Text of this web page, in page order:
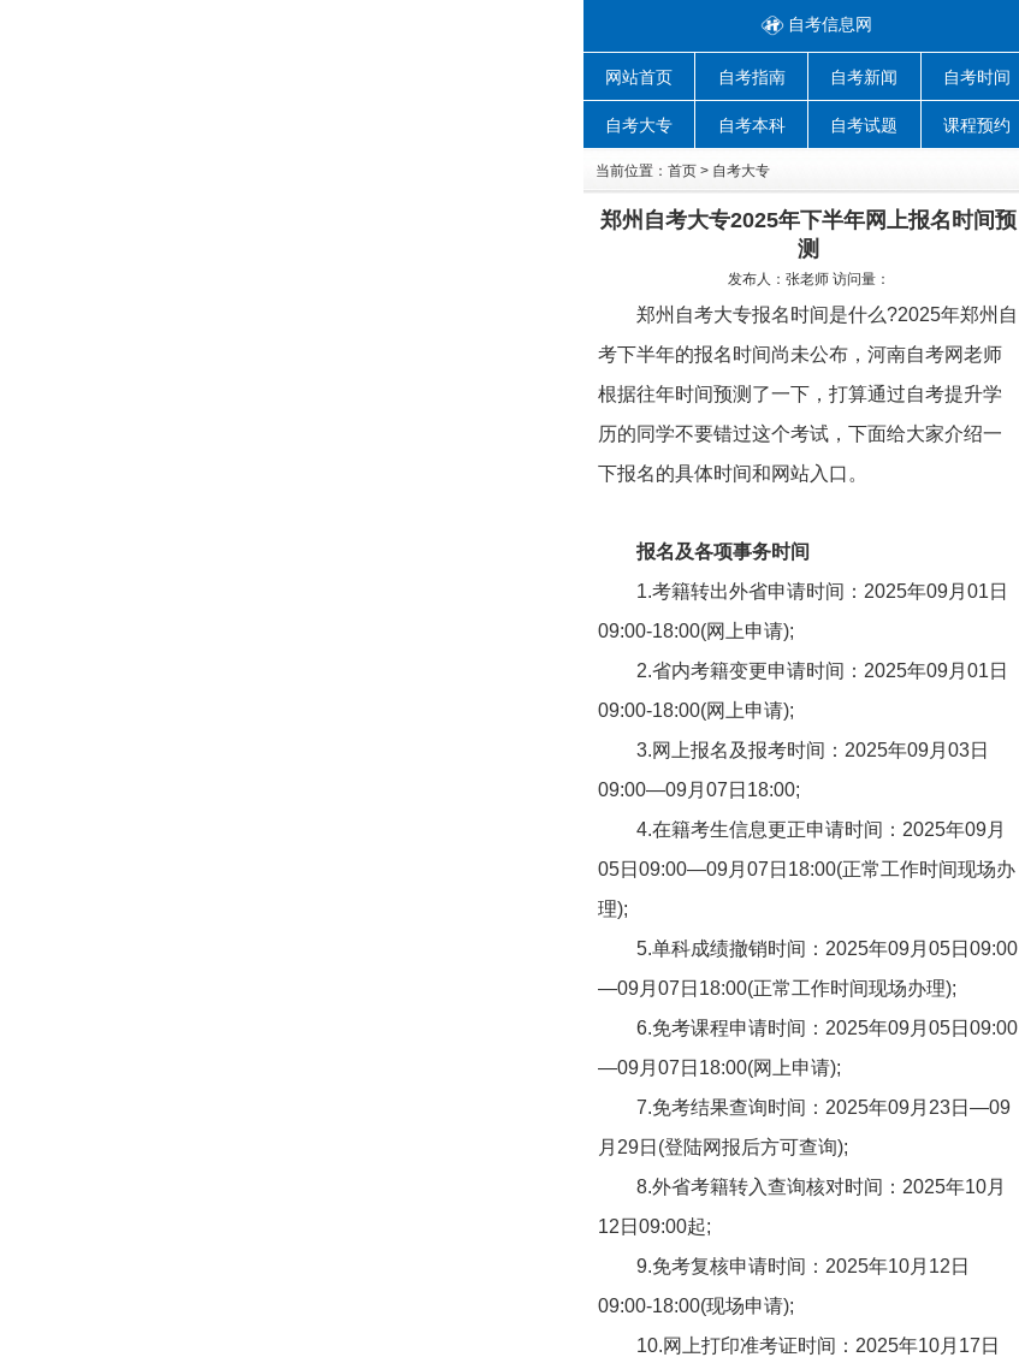
自考信息网
网站首页 自考指南 自考新闻 自考时间
自考大专 自考本科 自考试题 课程预约
当前位置： 首页> 自考大专
郑州自考大专2025年下半年网上报名时间预
测
发布人： 张老师访问量：
郑州自考大专报名时间是什么?2025年郑州自
考下半年的报名时间尚未公布， 河南自考网老师
根据往年时间预测了一下，打算通过自考提升学
历的同学不要错过这个考试，下面给大家介绍一
下报名的具体时间和网站入口。
报名及各项事务时间
1.考籍转出外省申请时间：2025年09月01日
09:00-18:00(网上申请);
2.省内考籍变更申请时间：2025年09月01日
09:00-18:00(网上申请);
3.网上报名及报考时间：2025年09月03日
09:00—09月07日18:00;
4.在籍考生信息更正申请时间：2025年09月
05日09:00—09月07日18:00(正常工作时间现场办
理);
5.单科成绩撤销时间：2025年09月05日09:00
—09月07日18:00(正常工作时间现场办理);
6.免考课程申请时间：2025年09月05日09:00
—09月07日18:00(网上申请);
7.免考结果查询时间：2025年09月23日—09
月29日(登陆网报后方可查询);
8.外省考籍转入查询核对时间：2025年10月
12日09:00起;
9.免考复核申请时间：2025年10月12日
09:00-18:00(现场申请);
10.网上打印准考证时间：2025年10月17日